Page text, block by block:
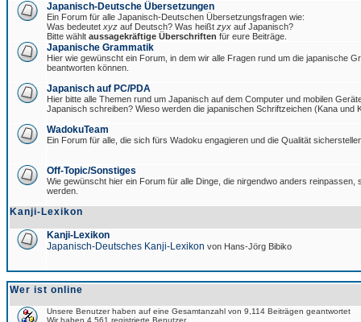
Japanisch-Deutsche Übersetzungen
Ein Forum für alle Japanisch-Deutschen Übersetzungsfragen wie:
Was bedeutet xyz auf Deutsch? Was heißt zyx auf Japanisch?
Bitte wählt aussagekräftige Überschriften für eure Beiträge.
Japanische Grammatik
Hier wie gewünscht ein Forum, in dem wir alle Fragen rund um die japanische
beantworten können.
Japanisch auf PC/PDA
Hier bitte alle Themen rund um Japanisch auf dem Computer und mobilen
Japanisch schreiben? Wieso werden die japanischen Schriftzeichen (Kana und
WadokuTeam
Ein Forum für alle, die sich fürs Wadoku engagieren und die Qualität
Off-Topic/Sonstiges
Wie gewünscht hier ein Forum für alle Dinge, die nirgendwo anders reinpassen,
werden.
Kanji-Lexikon
Kanji-Lexikon
Japanisch-Deutsches Kanji-Lexikon von Hans-Jörg Bibiko
Wer ist online
Unsere Benutzer haben auf eine Gesamtanzahl von 9,114 Beiträgen geantwortet
Wir haben 4,561 registrierte Benutzer